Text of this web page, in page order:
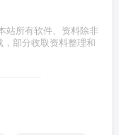
站所有软件、资料除非
部分收取资料整理和